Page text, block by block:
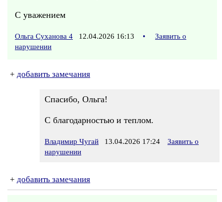
С уважением
Ольга Суханова 4 12.04.2026 16:13 •
Заявить о
нарушении
+ добавить замечания
Спасибо, Ольга!
С благодарностью и теплом.
Владимир Чугай 13.04.2026 17:24
Заявить о
нарушении
+ добавить замечания